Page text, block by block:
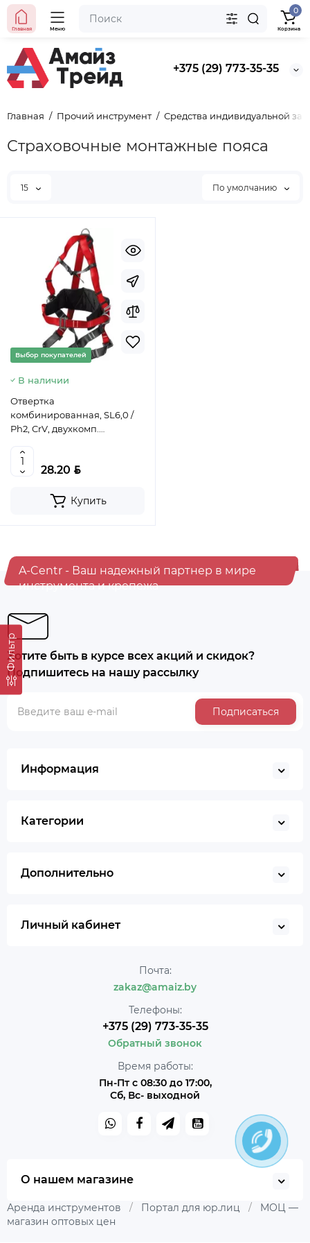
+375 (29) 773-35-35
Главная Меню
0
Корзина
Главная Прочий инструмент Средства индивидуальной
Фильтр
Хит продаж
Выбор покупателей
Предзаказ
Ведро строительное 12л, ПРЕМИУМ, арт. 0201 БЕЗ
НОСИКА
Страховочные монтажные пояса
15 По умолчанию
Выбор покупателей
В наличии
Отвертка
комбинированная, SL6,0 /
Ph2, CrV, двухкомп.
11580
28.20 BYN
Купить
A-Centr - Ваш надежный партнер в мире
инструмента и крепежа
Хотите быть в курсе всех акций и скидок?
Подпишитесь на нашу рассылку
Подписаться
Информация
Категории
Дополнительно
Личный кабинет
Почта:
zakaz@amaiz.by
Телефоны:
+375 (29) 773-35-35
Обратный звонок
Время работы:
Пн-Пт с 08:30 до 17:00,
Сб, Вс- выходной
О нашем магазине
Аренда инструментов / Портал для юр.лиц /
МОЦ —
магазин оптовых цен